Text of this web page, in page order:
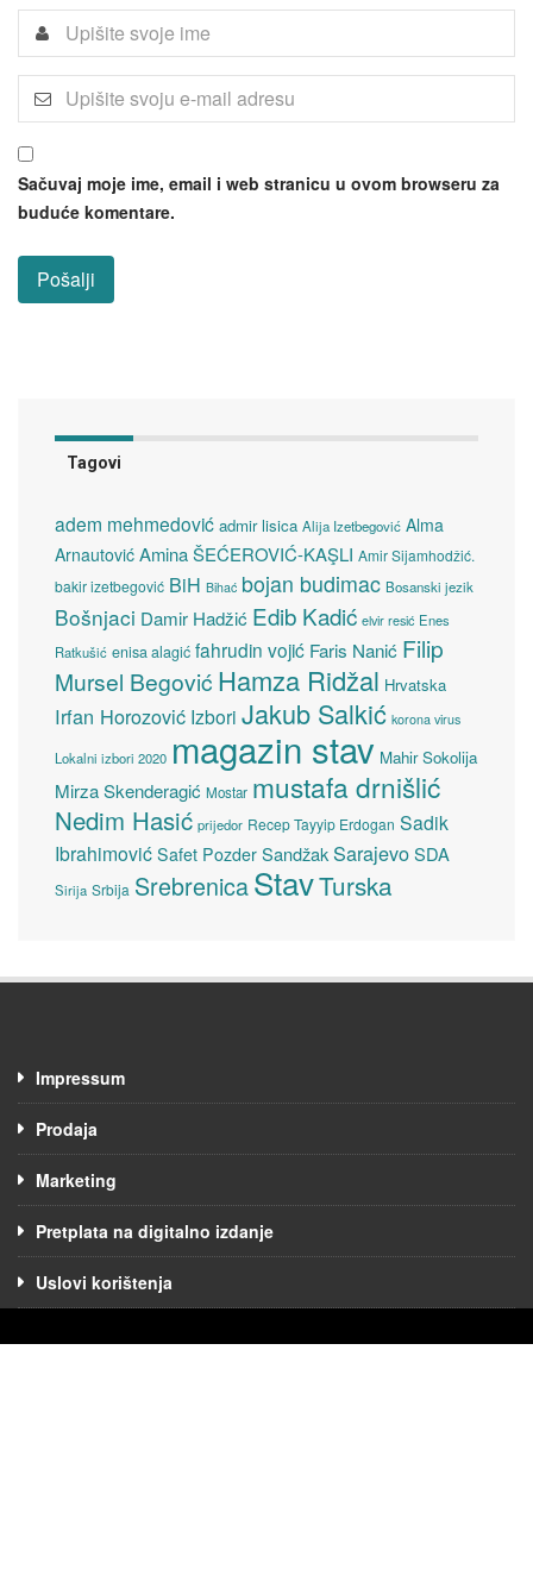
Sačuvaj moje ime, email i web stranicu u ovom browseru za
buduće komentare.
Tagovi
adem mehmedović admir lisica Alija Izetbegović Alma
Arnautović Amina ŠEĆEROVIĆ-KAŞLI Amir Sijamhodžić.
bakir izetbegović BiH Bihać bojan budimac Bosanski jezik
Bošnjaci Damir Hadžić Edib Kadić elvir resić Enes
Ratkušić enisa alagić fahrudin vojić Faris Nanić Filip
Mursel Begović Hamza Ridžal Hrvatska
Irfan Horozović Izbori Jakub Salkić korona virus
Lokalni izbori 2020 magazin stav Mahir Sokolija
Mirza Skenderagić Mostar mustafa drnišlić
Nedim Hasić prijedor Recep Tayyip Erdogan Sadik
Ibrahimović Safet Pozder SandžakSarajevoSDA
Sirija Srbija SrebrenicaStavTurska
Impressum
Prodaja
Marketing
Pretplata na digitalno izdanje
Uslovi korištenja